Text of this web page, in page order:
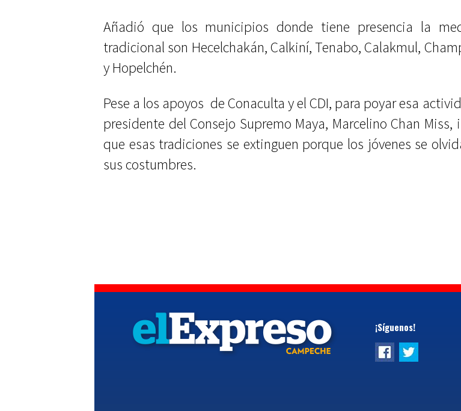
Añadió que los municipios donde tiene presencia la
tradicional son Hecelchakán, Calkiní, Tenabo, Calakmul,
y Hopelchén.
Pese a los apoyos de Conaculta y el CDI, para poyar esa
presidente del Consejo Supremo Maya, Marcelino Chan Miss,
que esas tradiciones se extinguen porque los jóvenes se
sus costumbres.
¡Síguenos!